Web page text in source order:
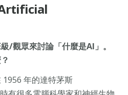
/觀眾來討論「什麼是AI」。
年的達特茅斯